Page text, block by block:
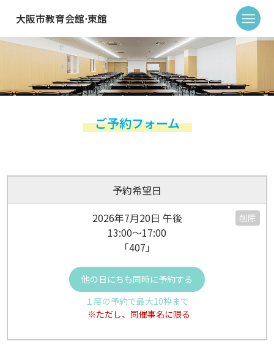
大阪市教育会館⋅東館
ご予約フォーム
予約希望日
2026年7月20日 午後
13:00～17:00
「407」
削除
他の日にちも同時に予約する
１度の予約で最大10枠まで
※ただし、同催事名に限る